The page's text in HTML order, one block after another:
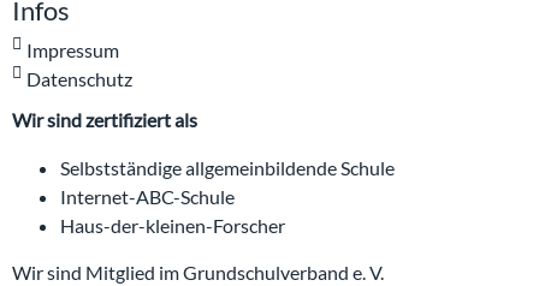
Infos
Impressum
Datenschutz
Wir sind zertifiziert als
Selbstständige allgemeinbildende Schule
Internet-ABC-Schule
Haus-der-kleinen-Forscher
Wir sind Mitglied im Grundschulverband e. V.